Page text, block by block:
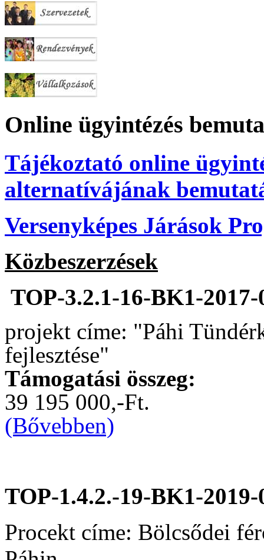
Online ügyintézés
Tájékoztató online
alternatívájának
Versenyképes Járások
Közbeszerzések
TOP-3.2.1-16-BK1-2017-
projekt címe: "Páhi
fejlesztése"
Támogatási összeg:
39 195 000,-Ft.
(Bővebben)
TOP-1.4.2.-19-BK1-2019-
Procekt címe: Bölcsődei